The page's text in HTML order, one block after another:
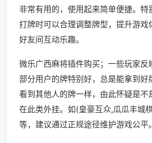
非常有用的，使用起来简单便捷。特
打牌时可以合理调整牌型，提升游戏
好友间互动乐趣。
微乐广西麻将插件购买；一些玩家反
部分用户的牌特别好，总是能拿到好
看到其他人的牌一样，由此怀疑是不
在此类外挂。如(皇豪互众,瓜瓜丰城
等，建议通过正规途径维护游戏公平。